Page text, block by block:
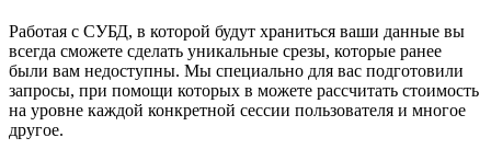
Работая с СУБД, в которой будут храниться ваши данные вы
всегда сможете сделать уникальные срезы, которые ранее
были вам недоступны. Мы специально для вас подготовили
запросы, при помощи которых в можете рассчитать стоимость
на уровне каждой конкретной сессии пользователя и многое
другое.